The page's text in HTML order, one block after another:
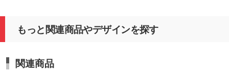
もっと関連商品やデザインを探す
関連商品